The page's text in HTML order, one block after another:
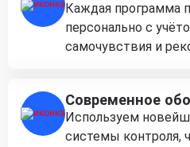
Каждая программа
персонально с
самочувствия и
Современное
Используем
системы контроля,